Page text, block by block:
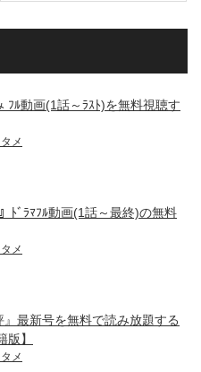
ﾌﾙ動画(1話～ﾗｽﾄ)を無料視聴す
メ
』ﾄﾞﾗﾏﾌﾙ動画(1話～最終)の無料
メ
最新号を無料で読み放題する
】
メ